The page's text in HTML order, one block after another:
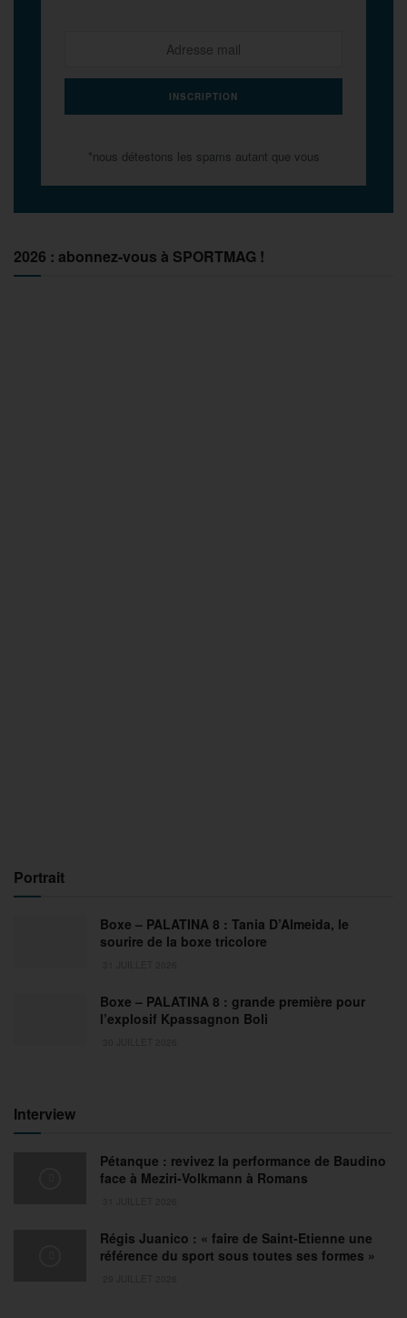
*nous détestons les spams autant que vous
2026 : abonnez-vous à SPORTMAG !
Portrait
Boxe – PALATINA 8 : Tania D’Almeida, le
sourire de la boxe tricolore
Boxe – PALATINA 8 : grande première pour
l’explosif Kpassagnon Boli
Interview
Pétanque : revivez la performance de Baudino
face à Meziri-Volkmann à Romans
Régis Juanico : « faire de Saint-Etienne une
référence du sport sous toutes ses formes »